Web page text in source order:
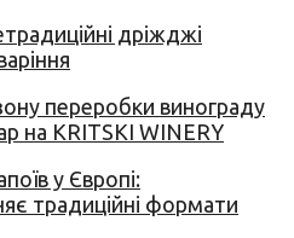
дріжджі
переробки винограду
на KRITSKI WINERY
у Європі:
традиційні формати